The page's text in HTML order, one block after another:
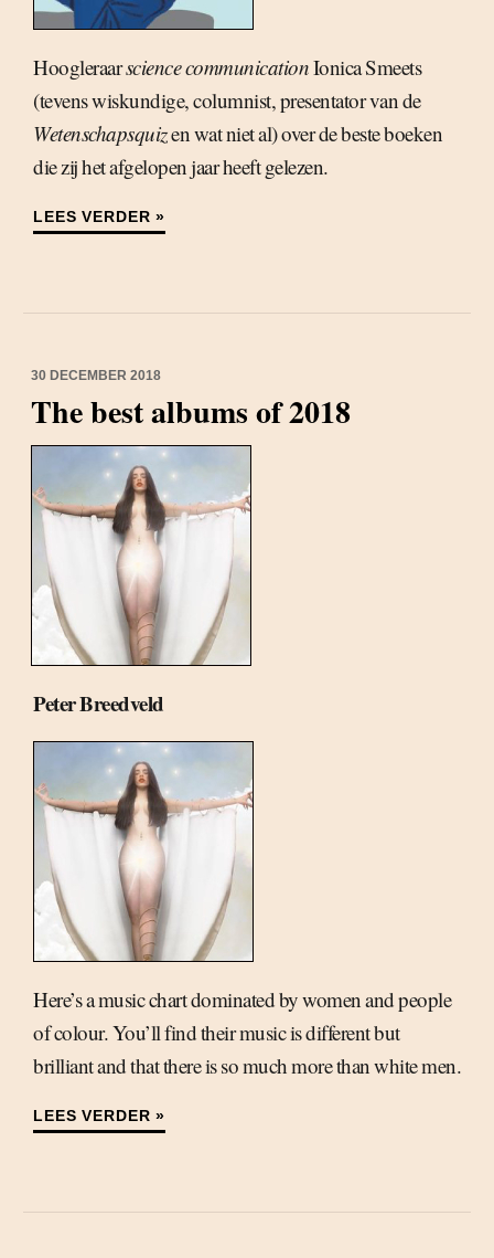
Hoogleraarscience communicationIonica Smeets
(tevens wiskundige, columnist, presentator van de
Wetenschapsquizen wat niet al) over de beste boeken
die zij het afgelopen jaar heeft gelezen.
LEES VERDER »
30 DECEMBER 2018
The best albums of 2018
Peter Breedveld
Here’s a music chart dominated by women and people
of colour. You’ll find their music is different but
brilliant and that there is so much more than white men.
LEES VERDER »